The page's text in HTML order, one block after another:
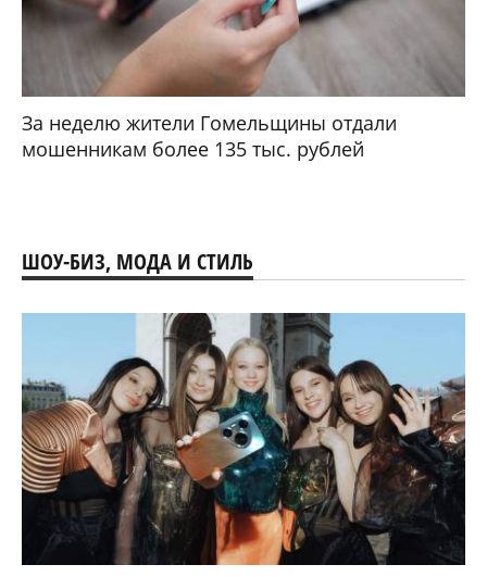
За неделю жители Гомельщины отдали
мошенникам более 135 тыс. рублей
ШОУ-БИЗ, МОДА И СТИЛЬ